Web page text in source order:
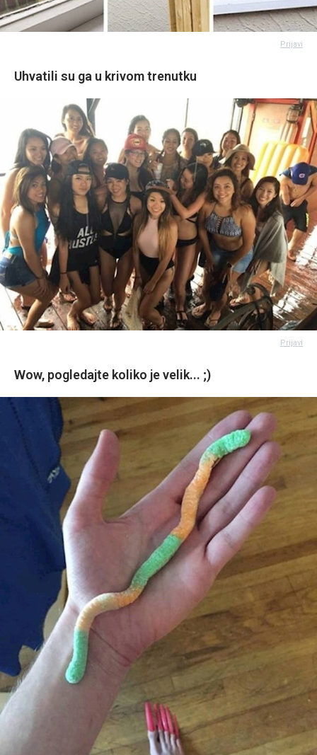
Prijavi
Uhvatili su ga u krivom trenutku
Prijavi
Wow, pogledajte koliko je velik... ;)